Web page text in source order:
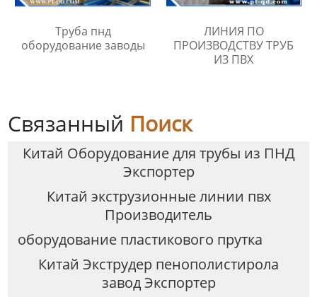
Труба пнд
оборудование заводы
ЛИНИЯ ПО
ПРОИЗВОДСТВУ ТРУБ
ИЗ ПВХ
Связанный Поиск
Китай Оборудование для трубы из ПНД
Экспортер
Китай экструзионные линии пвх
Производитель
оборудование пластикового прутка
Китай Экструдер пенополистирола
завод Экспортер